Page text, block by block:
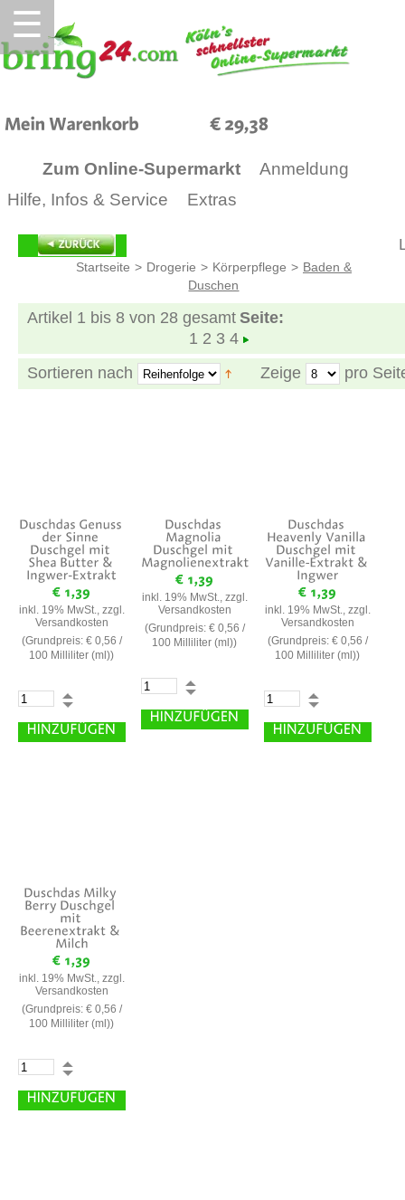
☰
Zum Online-Supermarkt
Anmeldung
Hilfe, Infos & Service
Extras
Startseite > Drogerie > Körperpflege > Baden &
Duschen
Artikel 1 bis 8 von 28 gesamt Seite:
1 2 3 4
Sortieren nach Zeige pro
inkl. 19% MwSt., zzgl.
Versandkosten
(Grundpreis: € 0,56 /
100 Milliliter (ml))
inkl. 19% MwSt., zzgl.
Versandkosten
(Grundpreis: € 0,56 /
100 Milliliter (ml))
inkl. 19% MwSt., zzgl.
Versandkosten
(Grundpreis: € 0,56 /
100 Milliliter (ml))
inkl. 19% MwSt., zzgl.
Versandkosten
(Grundpreis: € 0,56 /
100 Milliliter (ml))